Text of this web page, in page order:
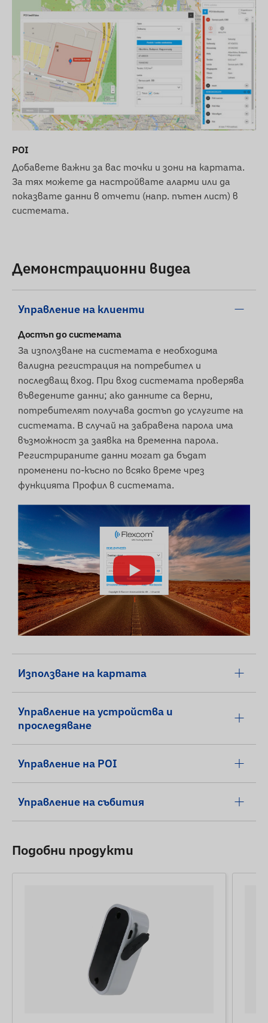
доставчик на услуги преди покупка. В някои
страни (напр. Швейцария) и при определени
оператори вече тече поетапно спиране на 2G
технологията.Нашият съвет:
Ако търсите
дългосрочно и надеждно решение за
международна употреба, препоръчваме да
изберете нашите по-модерни
4G (LTE)
устройства, които осигуряват по-добро
Ние се стремим към непрекъснато
актуализиране и точност на данните и
изображенията, показани на уебсайта. Моля,
имайте предвид обаче, че производителят си
запазва правото да променя спецификациите
действителният външен вид на продуктите
може минимално да се различава от
показаните изображения. Запазваме си
правото на промени от страна на
несъответствия.
POI
Добавете важни за вас точки и зони на картата.
За тях можете да настройвате аларми или да
показвате данни в отчети (напр. пътен лист) в
системата.
Демонстрационни видеа
Управление на клиенти
Достъп до системата
За използване на системата е необходима
валидна регистрация на потребител и
последващ вход. При вход системата проверява
въведените данни; ако данните са верни,
потребителят получава достъп до услугите на
системата. В случай на забравена парола има
възможност за заявка на временна парола.
Регистрираните данни могат да бъдат
променени по-късно по всяко време чрез
функцията Профил в системата.
Използване на картата
Управление на устройства и
проследяване
Управление на POI
Управление на събития
Подобни продукти